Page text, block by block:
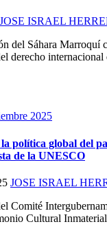
JOSE ISRAEL
del Sáhara Marroquí
derecho
2025
política global del
de la UNESCO
JOSE ISRAEL
Comité
Cultural